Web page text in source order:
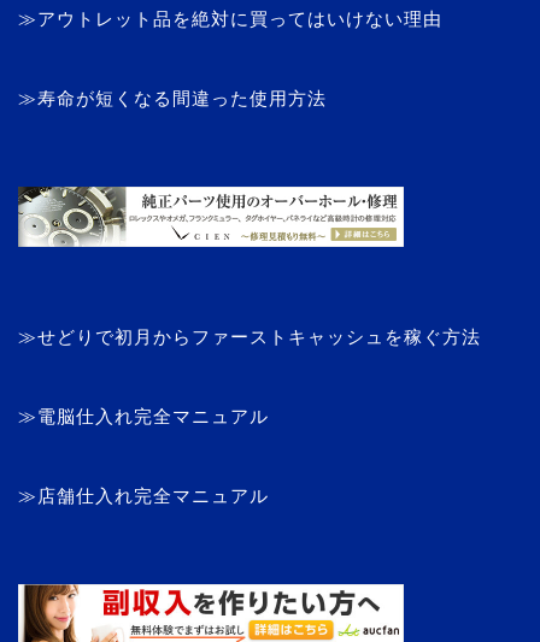
≫アウトレット品を絶対に買ってはいけない理由
≫寿命が短くなる間違った使用方法
≫せどりで初月からファーストキャッシュを稼ぐ方法
≫電脳仕入れ完全マニュアル
≫店舗仕入れ完全マニュアル